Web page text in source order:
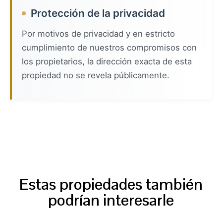
Protección de la privacidad
Por motivos de privacidad y en estricto
cumplimiento de nuestros compromisos con
los propietarios, la dirección exacta de esta
propiedad no se revela públicamente.
Estas propiedades también
podrían interesarle